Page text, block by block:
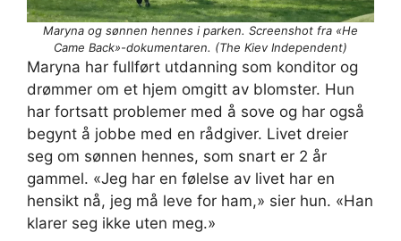
Maryna og sønnen hennes i parken. Screenshot fra «He
Came Back»-dokumentaren. (The Kiev Independent)
Maryna har fullført utdanning som konditor og
drømmer om et hjem omgitt av blomster. Hun
har fortsatt problemer med å sove og har også
begynt å jobbe med en rådgiver. Livet dreier
seg om sønnen hennes, som snart er 2 år
gammel. «Jeg har en følelse av livet har en
hensikt nå, jeg må leve for ham,» sier hun. «Han
klarer seg ikke uten meg.»